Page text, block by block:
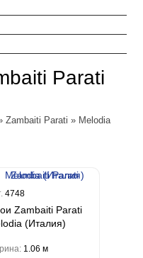
Parati
Zambaiti Parati » Melodia
4748
Zambaiti Parati
(Италия)
1.06 м